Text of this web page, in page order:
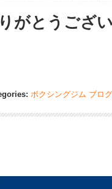
がとうござ
ボクシングジム ブログ